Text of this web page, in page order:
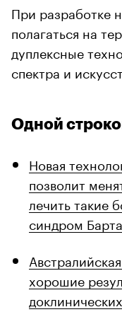
При разработке
полагаться на
дуплексные
спектра и
Одной
Новая
позволит
лечить такие
синдром Барта.
хорошие